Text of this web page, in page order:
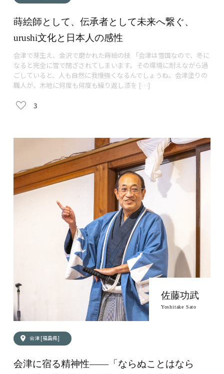
蒔絵師として、伝承者として未来へ繋ぐ、
urushi文化と日本人の感性
会津で芽生え、金沢で磨かれた蒔絵の技 「会津は雪国なので、冬に
なると完全に雪で閉ざされてしまいます。その環境に耐えながら過
ごしていると、人も自然に我慢強くなるんでしょうね。会津塗りの
職人が、木地に何度も何度も繰り返し漆を […]
3
会津に宿る精神性——「ならぬことはなら
会津 [福島県]
佐藤功武
Yoshitake Sato